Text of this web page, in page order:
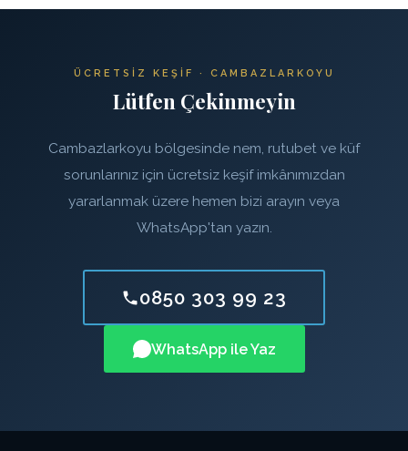
ÜCRETSIZ KEŞIF · CAMBAZLARKOYU
Lütfen Çekinmeyin
Cambazlarkoyu bölgesinde nem, rutubet ve küf
sorunlarınız için ücretsiz keşif imkânımızdan
yararlanmak üzere hemen bizi arayın veya
WhatsApp'tan yazın.
0850 303 99 23
WhatsApp ile Yaz